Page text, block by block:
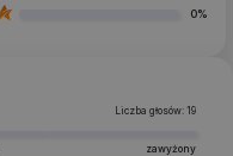
0%
Liczba głosów: 19
zawyżony